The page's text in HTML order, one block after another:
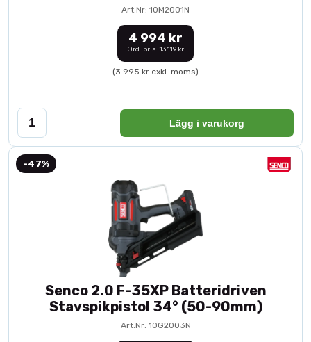
Art.Nr: 10M2001N
4 994 kr
Ord. pris: 13 119 kr
(3 995 kr exkl. moms)
Lägg i varukorg
-47%
Senco 2.0 F-35XP Batteridriven
Stavspikpistol 34° (50-90mm)
Art.Nr: 10G2003N